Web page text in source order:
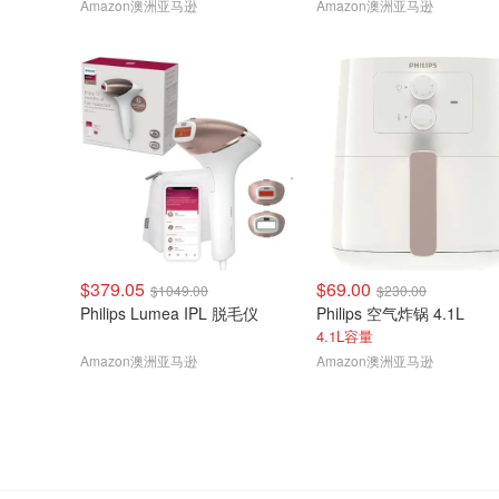
Amazon澳洲亚马逊 Amazon澳洲亚马逊
$379.05 $1049.00
Philips Lumea IPL 脱毛仪
Amazon澳洲亚马逊
$69.00 $230.00
Philips 空气炸锅 4.1L
4.1L容量
Amazon澳洲亚马逊